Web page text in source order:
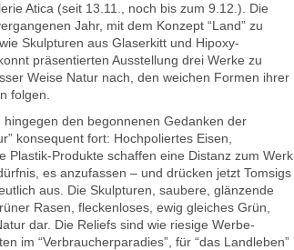
Atica (seit 13.11., noch bis zum 9.12.). Die
Jahr, mit dem Konzept “Land” zu
Skulpturen aus Glaserkitt und Hipoxy-
präsentierten Ausstellung drei Werke zu
Weise Natur nach, den weichen Formen ihrer
folgen.
den begonnenen Gedanken der
konsequent fort: Hochpoliertes Eisen,
Plastik-Produkte schaffen eine Distanz zum Werk
es anzufassen – und drücken jetzt Tomsigs
aus. Die Skulpturen, saubere, glänzende
Rasen, fleckenloses, ewig gleiches Grün,
dar. Die Reliefs sind wie riesige Werbe-
im “Verbraucherparadies”, für “das Landleben”